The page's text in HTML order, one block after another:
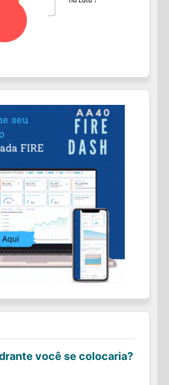
você se colocaria?